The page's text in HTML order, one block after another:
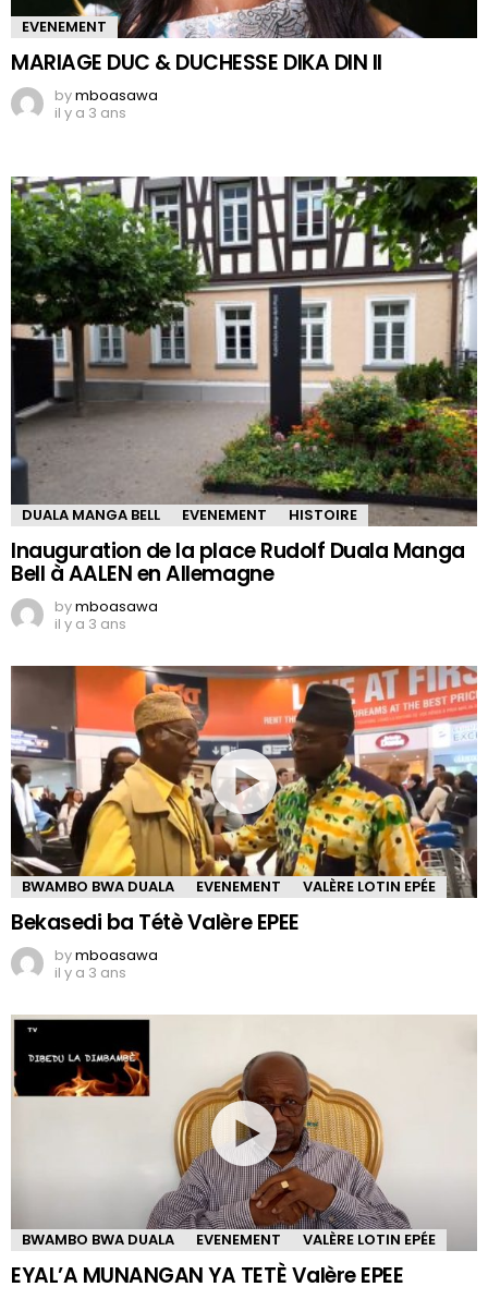
EVENEMENT
MARIAGE DUC & DUCHESSE DIKA DIN II
bymboasawa
il y a 3 ans
DUALA MANGA BELL EVENEMENT HISTOIRE
Inauguration de la place Rudolf Duala Manga
Bell à AALEN en Allemagne
bymboasawa
il y a 3 ans
BWAMBO BWA DUALA EVENEMENT VALÈRE LOTIN EPÉE
Bekasedi ba Tétè Valère EPEE
bymboasawa
il y a 3 ans
BWAMBO BWA DUALA EVENEMENT VALÈRE LOTIN EPÉE
EYAL’A MUNANGAN YA TETÈ Valère EPEE